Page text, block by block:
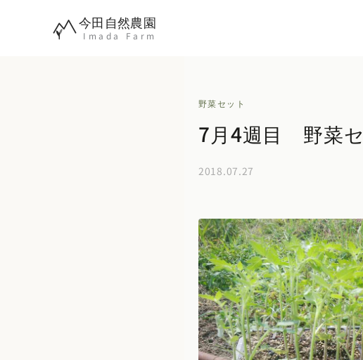
今田自然農園
Imada Farm
野菜セット
7月4週目 野菜
2018.07.27